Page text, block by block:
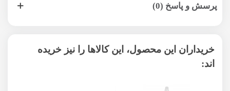
پرسش و پاسخ (0)
خریداران این محصول، این کالاها را نیز خریده
اند: